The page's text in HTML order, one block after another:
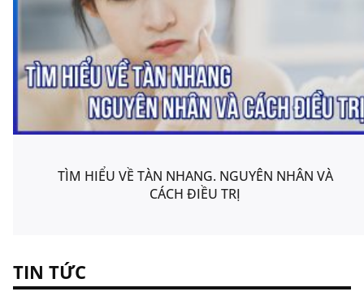
TÌM HIỂU VỀ TÀN NHANG. NGUYÊN NHÂN VÀ
CÁCH ĐIỀU TRỊ
TIN TỨC